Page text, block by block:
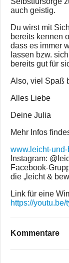
auch geistig.
Du wirst mit
bereits kennen
dass es immer
lassen bzw.
bereits gut für
Also, viel Spaß
Alles Liebe
Deine Julia
Mehr Infos
www.leicht-
Instagram:
Facebook-
die „leicht &
Link für eine
https://
Kommentare